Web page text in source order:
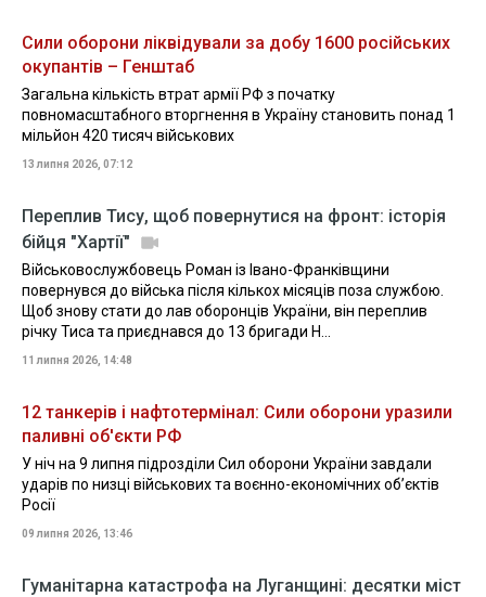
Сили оборони ліквідували за добу 1600 російських
окупантів – Генштаб
Загальна кількість втрат армії РФ з початку
повномасштабного вторгнення в Україну становить понад 1
мільйон 420 тисяч військових
13 липня 2026, 07:12
Переплив Тису, щоб повернутися на фронт: історія
бійця "Хартії"
Військовослужбовець Роман із Івано-Франківщини
повернувся до війська після кількох місяців поза службою.
Щоб знову стати до лав оборонців України, він переплив
річку Тиса та приєднався до 13 бригади Н...
11 липня 2026, 14:48
12 танкерів і нафтотермінал: Сили оборони уразили
паливні об'єкти РФ
У ніч на 9 липня підрозділи Сил оборони України завдали
ударів по низці військових та воєнно-економічних об’єктів
Росії
09 липня 2026, 13:46
Гуманітарна катастрофа на Луганщині: десятки міст